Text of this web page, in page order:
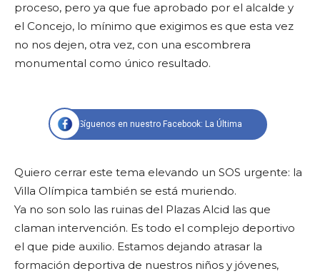
proceso, pero ya que fue aprobado por el alcalde y
el Concejo, lo mínimo que exigimos es que esta vez
no nos dejen, otra vez, con una escombrera
monumental como único resultado.
Síguenos en nuestro Facebook: La Última
Quiero cerrar este tema elevando un SOS urgente: la
Villa Olímpica también se está muriendo.
Ya no son solo las ruinas del Plazas Alcid las que
claman intervención. Es todo el complejo deportivo
el que pide auxilio. Estamos dejando atrasar la
formación deportiva de nuestros niños y jóvenes,